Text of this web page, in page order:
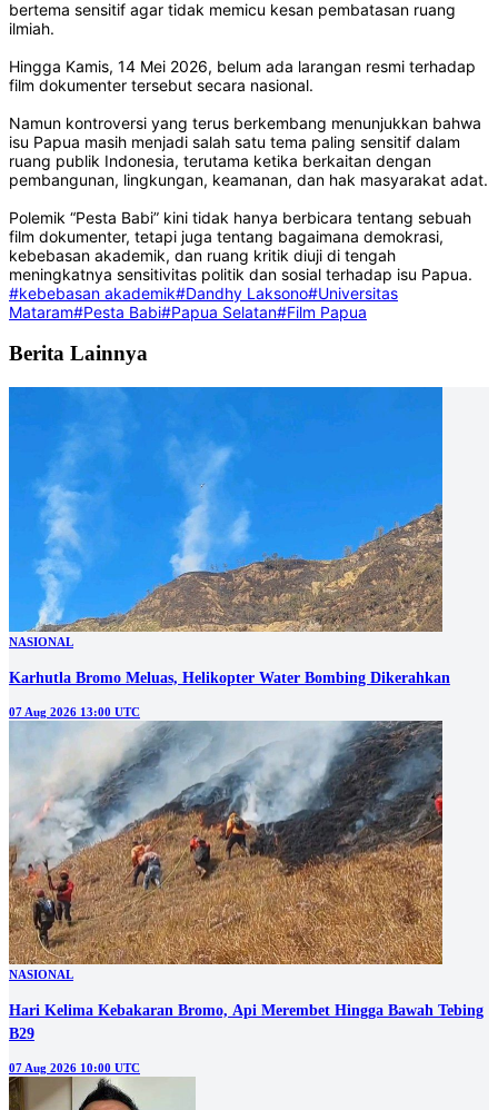
bertema sensitif agar tidak memicu kesan pembatasan ruang
ilmiah.
Hingga Kamis, 14 Mei 2026, belum ada larangan resmi terhadap
film dokumenter tersebut secara nasional.
Namun kontroversi yang terus berkembang menunjukkan bahwa
isu Papua masih menjadi salah satu tema paling sensitif dalam
ruang publik Indonesia, terutama ketika berkaitan dengan
pembangunan, lingkungan, keamanan, dan hak masyarakat adat.
Polemik “Pesta Babi” kini tidak hanya berbicara tentang sebuah
film dokumenter, tetapi juga tentang bagaimana demokrasi,
kebebasan akademik, dan ruang kritik diuji di tengah
meningkatnya sensitivitas politik dan sosial terhadap isu Papua.
#kebebasan akademik#Dandhy Laksono#Universitas
Mataram#Pesta Babi#Papua Selatan#Film Papua
Berita Lainnya
NASIONAL
Karhutla Bromo Meluas, Helikopter Water Bombing Dikerahkan
07 Aug 2026 13:00 UTC
NASIONAL
Hari Kelima Kebakaran Bromo, Api Merembet Hingga Bawah Tebing
B29
07 Aug 2026 10:00 UTC